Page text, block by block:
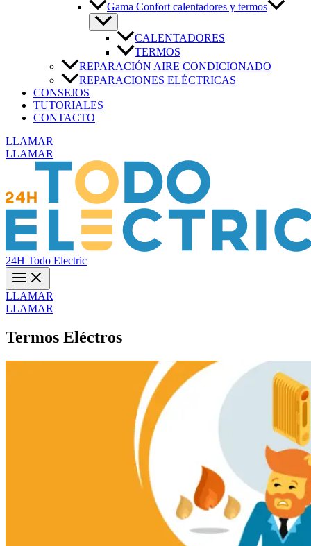
Gama Confort calentadores y termos
CALENTADORES
TERMOS
REPARACIÓN AIRE CONDICIONADO
REPARACIONES ELÉCTRICAS
CONSEJOS
TUTORIALES
CONTACTO
LLAMAR
LLAMAR
24H Todo Electric
LLAMAR
LLAMAR
Termos Eléctros